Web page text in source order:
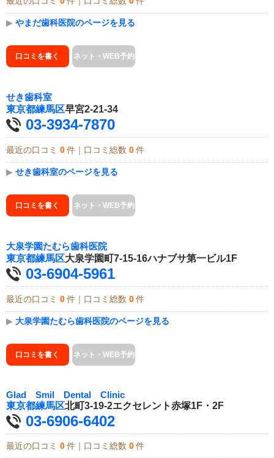
▶ やまだ歯科医院のページを見る
口コミを書く ネット・WEB予約
せき歯科室
東京都練馬区早宮2-21-34
03-3934-7870
最近の口コミ 0 件｜口コミ総数 0 件
▶ せき歯科室のページを見る
口コミを書く ネット・WEB予約
大泉学園たむら歯科医院
東京都練馬区大泉学園町7-15-16ハナブサ第一ビル1F
03-6904-5961
最近の口コミ 0 件｜口コミ総数 0 件
▶ 大泉学園たむら歯科医院のページを見る
口コミを書く ネット・WEB予約
Glad Smil Dental Clinic
東京都練馬区北町3-19-2エクセレント赤塚1F・2F
03-6906-6402
最近の口コミ 0 件｜口コミ総数 0 件